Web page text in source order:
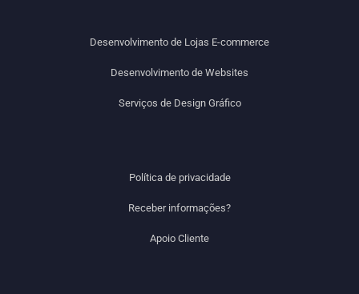
Desenvolvimento de Lojas E-commerce
Desenvolvimento de Websites
Serviços de Design Gráfico
Política de privacidade
Receber informações?
Apoio Cliente